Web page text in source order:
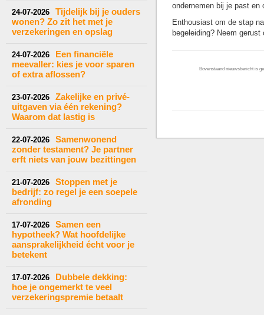
24-07-2026
Tijdelijk bij je ouders
wonen? Zo zit het met je
verzekeringen en opslag
24-07-2026
Een financiële
meevaller: kies je voor sparen
of extra aflossen?
23-07-2026
Zakelijke en privé-
uitgaven via één rekening?
Waarom dat lastig is
22-07-2026
Samenwonend
zonder testament? Je partner
erft niets van jouw bezittingen
21-07-2026
Stoppen met je
bedrijf: zo regel je een soepele
afronding
17-07-2026
Samen een
hypotheek? Wat hoofdelijke
aansprakelijkheid écht voor je
betekent
17-07-2026
Dubbele dekking:
hoe je ongemerkt te veel
verzekeringspremie betaalt
ondernemen bij je past
Enthousiast om de stap
begeleiding? Neem
Bovenstaand nieuwsbericht is